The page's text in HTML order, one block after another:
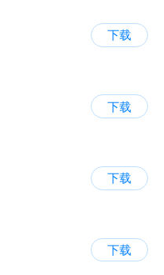
下载
下载
下载
下载